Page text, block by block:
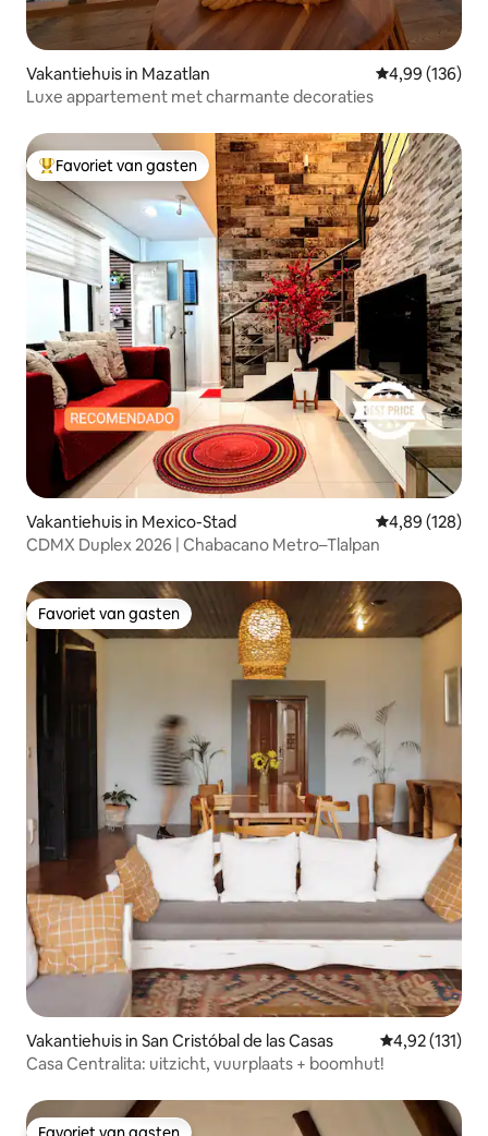
Vakantiehuis in Mazatlan Gemiddelde
4,99 (136)
Luxe appartement met charmante decoraties
Topfavoriet van gasten
Favoriet van gasten
Vakantiehuis in Mexico-Stad Gemiddelde
4,89 (128)
CDMX Duplex 2026 | Chabacano Metro–Tlalpan
Favoriet van gasten
Favoriet van gasten
Vakantiehuis in San Cristóbal de las Casas Gemiddelde
4,92 (131)
Casa Centralita: uitzicht, vuurplaats + boomhut!